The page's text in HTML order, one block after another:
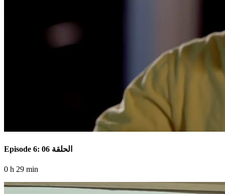
Episode 6: الحلقة 06
0 h 29 min